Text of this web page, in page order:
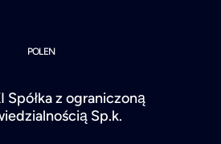
POLEN
Spółka z ograniczoną
Sp.k.